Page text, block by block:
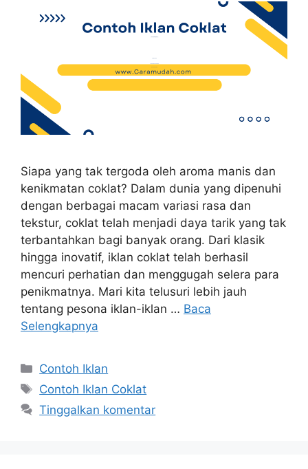
Siapa yang tak tergoda oleh aroma manis dan
kenikmatan coklat? Dalam dunia yang dipenuhi
dengan berbagai macam variasi rasa dan
tekstur, coklat telah menjadi daya tarik yang tak
terbantahkan bagi banyak orang. Dari klasik
hingga inovatif, iklan coklat telah berhasil
mencuri perhatian dan menggugah selera para
penikmatnya. Mari kita telusuri lebih jauh
tentang pesona iklan-iklan … Baca
Selengkapnya
Contoh Iklan
Contoh Iklan Coklat
Tinggalkan komentar